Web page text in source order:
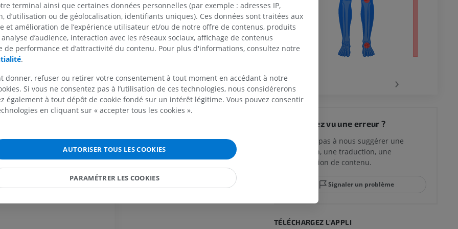
IRM du coude
IRM
PREMIUM
IRM de la main
Radiographies du membre
supérieur
Illustrations
Artériographie du membre
IRM de hanche
IRM
PREMIUM
PREMIUM
Arthroscanner du genou
IRM de la cheville et de
l'arrière-pied
PREMIUM
›
Vous avez vu une erreur ?
N’hésitez pas à nous suggérer une
correction, une traduction, une
amélioration de contenu.
Signaler un problème
TÉLÉCHARGEZ L'APPLI
terminal ainsi que certaines données personnelles (par exemple : adresses IP,
d’utilisation ou de géolocalisation, identifiants uniques). Ces données sont traitées aux
et amélioration de l’expérience utilisateur et/ou de notre offre de contenus, produits
d’audience, interaction avec les réseaux sociaux, affichage de contenus
de performance et d’attractivité du contenu. Pour plus d'informations, consultez notre
.
donner, refuser ou retirer votre consentement à tout moment en accédant à notre
Si vous ne consentez pas à l’utilisation de ces technologies, nous considérerons
également à tout dépôt de cookie fondé sur un intérêt légitime. Vous pouvez consentir
en cliquant sur « accepter tous les cookies ».
AUTORISER TOUS LES COOKIES
PARAMÉTRER LES COOKIES